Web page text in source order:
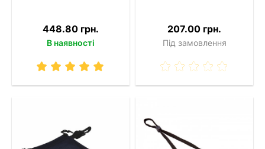
448.80 грн.
В наявності
207.00 грн.
Під замовлення